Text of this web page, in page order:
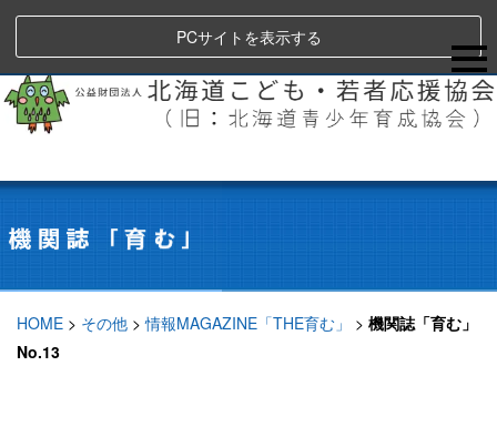
PCサイトを表示する
HOME > その他 >情報MAGAZINE「THE育む」 > 機関誌「育む」
No.13